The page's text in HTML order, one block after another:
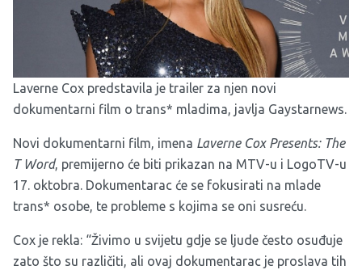
Laverne Cox predstavila je trailer za njen novi
dokumentarni film o trans* mladima, javlja Gaystarnews.
Novi dokumentarni film, imena Laverne Cox Presents: The
T Word, premijerno će biti prikazan na MTV-u i LogoTV-u
17. oktobra. Dokumentarac će se fokusirati na mlade
trans* osobe, te probleme s kojima se oni susreću.
Cox je rekla: “Živimo u svijetu gdje se ljude često osuđuje
zato što su različiti, ali ovaj dokumentarac je proslava tih